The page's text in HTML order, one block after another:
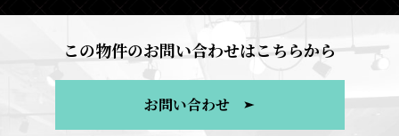
この物件のお問い合わせはこちらから
お問い合わせ